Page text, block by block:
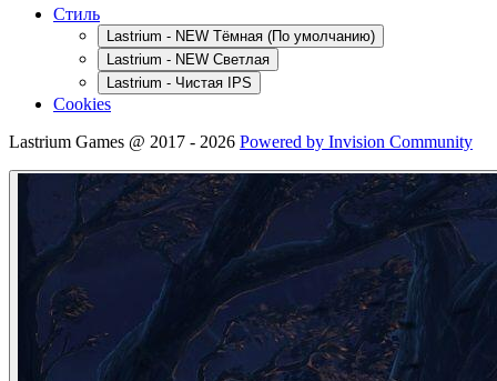
Стиль
Lastrium - NEW Тёмная (По умолчанию)
Lastrium - NEW Светлая
Lastrium - Чистая IPS
Cookies
Lastrium Games @ 2017 - 2026 Powered by Invision Community